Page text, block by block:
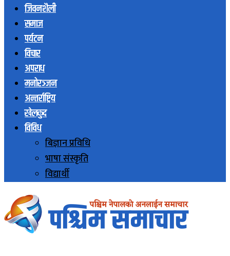
जिवनशैली
समाज
पर्यटन
विचार
अपराध
मनोरञ्जन
अन्तर्राष्ट्रिय
खेलकुद
विविध
बिज्ञान प्रविधि
भाषा संस्कृति
विद्यार्थी